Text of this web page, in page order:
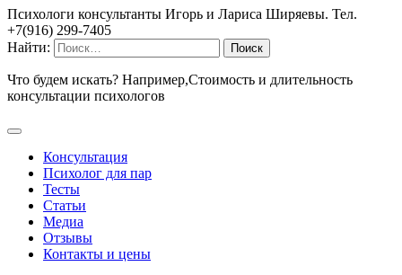
Психологи консультанты Игорь и Лариса Ширяевы. Тел.
+7(916) 299-7405
Найти:
Что будем искать? Например,Стоимость и длительность
консультации психологов
Консультация
Психолог для пар
Тесты
Статьи
Медиа
Отзывы
Контакты и цены